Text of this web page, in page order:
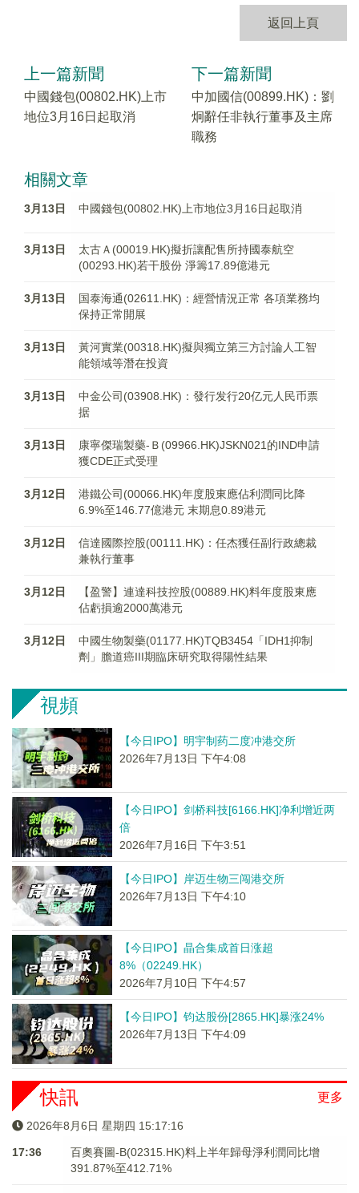
返回上頁
上一篇新聞
中國錢包(00802.HK)上市
地位3月16日起取消
下一篇新聞
中加國信(00899.HK)：劉
炯辭任非執行董事及主席
職務
相關文章
3月13日 中國錢包(00802.HK)上市地位3月16日起取消
3月13日
太古Ａ(00019.HK)擬折讓配售所持國泰航空
(00293.HK)若干股份 淨籌17.89億港元
3月13日
国泰海通(02611.HK)：經營情況正常 各項業務均
保持正常開展
3月13日
黃河實業(00318.HK)擬與獨立第三方討論人工智
能領域等潛在投資
3月13日
中金公司(03908.HK)：發行发行20亿元人民币票
据
3月13日
康寧傑瑞製藥-Ｂ(09966.HK)JSKN021的IND申請
獲CDE正式受理
3月12日
港鐵公司(00066.HK)年度股東應佔利潤同比降
6.9%至146.77億港元 末期息0.89港元
3月12日
信達國際控股(00111.HK)：任杰獲任副行政總裁
兼執行董事
3月12日
【盈警】連達科技控股(00889.HK)料年度股東應
佔虧損逾2000萬港元 ​
3月12日
中國生物製藥(01177.HK)TQB3454「IDH1抑制
劑」膽道癌III期臨床研究取得陽性結果
視頻
【今日IPO】明宇制药二度冲港交所
2026年7月13日 下午4:08
【今日IPO】剑桥科技[6166.HK]净利增近两
倍
2026年7月16日 下午3:51
【今日IPO】岸迈生物三闯港交所
2026年7月13日 下午4:10
【今日IPO】晶合集成首日涨超
8%（02249.HK）
2026年7月10日 下午4:57
【今日IPO】钧达股份[2865.HK]暴涨24%
2026年7月13日 下午4:09
更多
快訊
2026年8月6日 星期四 15:17:16
17:36
百奧賽圖-B(02315.HK)料上半年歸母淨利潤同比增
391.87%至412.71%